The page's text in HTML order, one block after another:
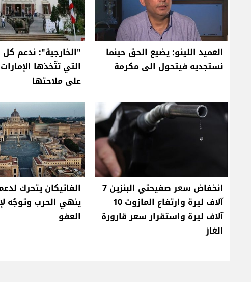
العميد اللينو: يضيع الحق حينما
نستجديه فيتحول الى مكرمة
"الخارجية": ندعم كل
التي تتّخذها
على ملاحتها
انخفاض سعر صفيحتي البنزين 7
آلاف ليرة وارتفاع المازوت 10
آلاف ليرة واستقرار سعر قارورة
الغاز
الفاتيكان يتحرك
ينهي الحرب وتوجُه
العفو